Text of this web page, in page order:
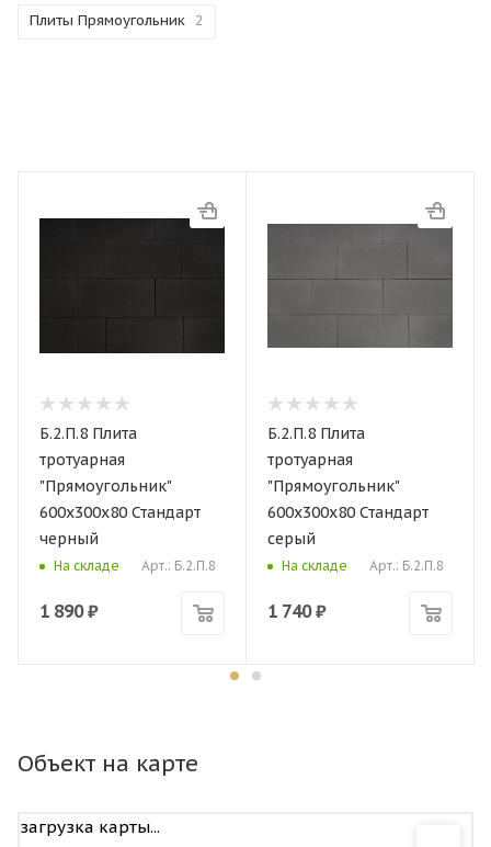
Плиты Прямоугольник 2
Б.2.П.8 Плита
тротуарная
"Прямоугольник"
600х300х80 Стандарт
черный
На складе Арт.: Б.2.П.8
1 890₽
Б.2.П.8 Плита
тротуарная
"Прямоугольник"
600х300х80 Стандарт
серый
На складе Арт.: Б.2.П.8
1 740₽
Объект на карте
загрузка карты...